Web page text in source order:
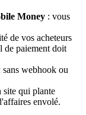
Money : vous
de vos acheteurs
de paiement doit
sans webhook ou
site qui plante
envolé.